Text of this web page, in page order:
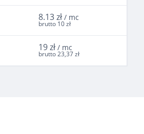
8.13 zł / mc
brutto 10 zł
19 zł / mc
brutto 23,37 zł